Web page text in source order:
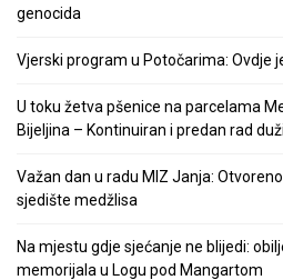
genocida
Vjerski program u Potočarima: Ovdje
U toku žetva pšenice na parcelama
Bijeljina – Kontinuiran i predan rad
Važan dan u radu MIZ Janja:
sjedište medžlisa
Na mjestu gdje sjećanje ne blijedi:
memorijala u Logu pod Mangartom